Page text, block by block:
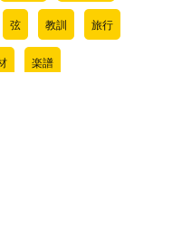
弦 教訓 旅行
楽譜